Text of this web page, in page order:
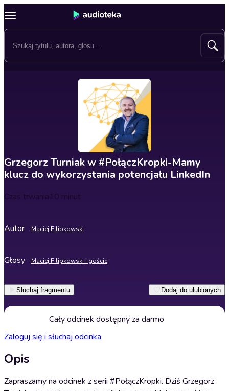
Grzegorz Turniak w #PołączKropki-Mamy
klucz do wykorzystania potencjału LinkedIn
Czas trwania10 minut
Autor Maciej Filipkowski
Głosy Maciej Filipkowski i goście
Słuchaj fragmentu Dodaj do ulubionych
Cały odcinek dostępny za darmo
Zaloguj się i słuchaj odcinka
Opis
Zapraszamy na odcinek z serii #PołączKropki. Dziś Grzegorz